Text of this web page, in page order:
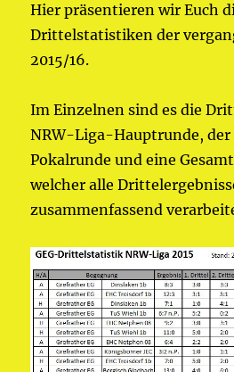
Hier präsentieren wir Euch
Drittelstatistiken der
2015/16.
Im Einzelnen sind es die
NRW-Liga-Hauptrunde,
Pokalrunde und eine
welcher alle
zusammenfassend